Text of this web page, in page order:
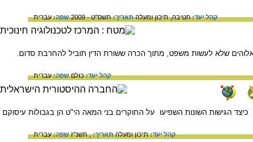
קהל יעד:חטיבה,תיכון ומעלהתאריך:תשס"ט - 2009 שפה:עברית
שלא לעשות משפט, מתוך הכרה ששורת הדין תוביל להחרבת סדום.
קהל יעד:כולםשפה:עברית
הגישות השונות השפיעו על החוקרים בני המאה הי"ט הן בגבולות עיסוקם
קהל יעד:תיכון ומעלהתאריך:, תשנ"זשפה:עברית